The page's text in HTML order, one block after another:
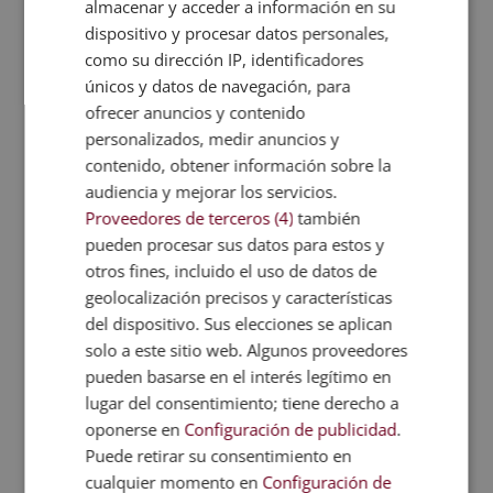
Lacomunicaciónha de ser algo prioritario. El
buen líderreconoce y premia el trabajo de los
empleados y les ofrece oportunidades para
desarrollarse profesionalmente.
Enseña a los empleados a empoderarse para
planificar su propia estrategia de desarrollo y les
incentiva a seguirla para lograr sus metas.
¿Cuáles son las habilidades de unproject
manager?
Un líder de gestión de proyectos debería tener
buenas capacidades organizativas, siendo capaz de
crear unaestructura de prioridades. Es importante
que realice una buena planificación, con toda la
información del proyecto recopilada en un mismo
lugar y actualizada. Todo debe ser comprensible y
almacenar y acceder a información en su
dispositivo y procesar datos personales,
como su dirección IP, identificadores
únicos y datos de navegación, para
ofrecer anuncios y contenido
personalizados, medir anuncios y
contenido, obtener información sobre la
audiencia y mejorar los servicios.
Proveedores de terceros (4) también
pueden procesar sus datos para estos y
otros fines, incluido el uso de datos de
geolocalización precisos y características
del dispositivo. Sus elecciones se aplican
solo a este sitio web. Algunos proveedores
pueden basarse en el interés legítimo en
lugar del consentimiento; tiene derecho a
oponerse en Configuración de publicidad.
Puede retirar su consentimiento en
cualquier momento en Configuración de